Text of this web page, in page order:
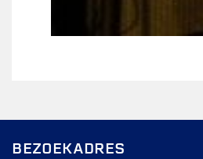
BEZOEKADRES